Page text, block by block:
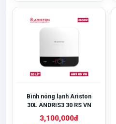
Bình nóng lạnh Ariston
30L ANDRIS3 30 RS VN
3,100,000đ